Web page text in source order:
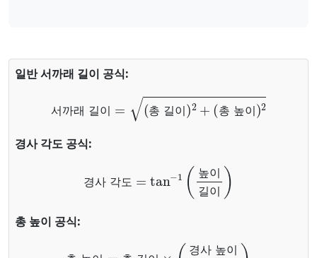
일반 서까래 길이 공식:
서 까 래 길 이 총 길 이 총 높 이
총 길이)2+(총 높이)2
경사 각도 공식:
경 사 각 도
높 이
길
높이길이
총 높이 공식:
경사 높 이
경사 높이 경사 길이